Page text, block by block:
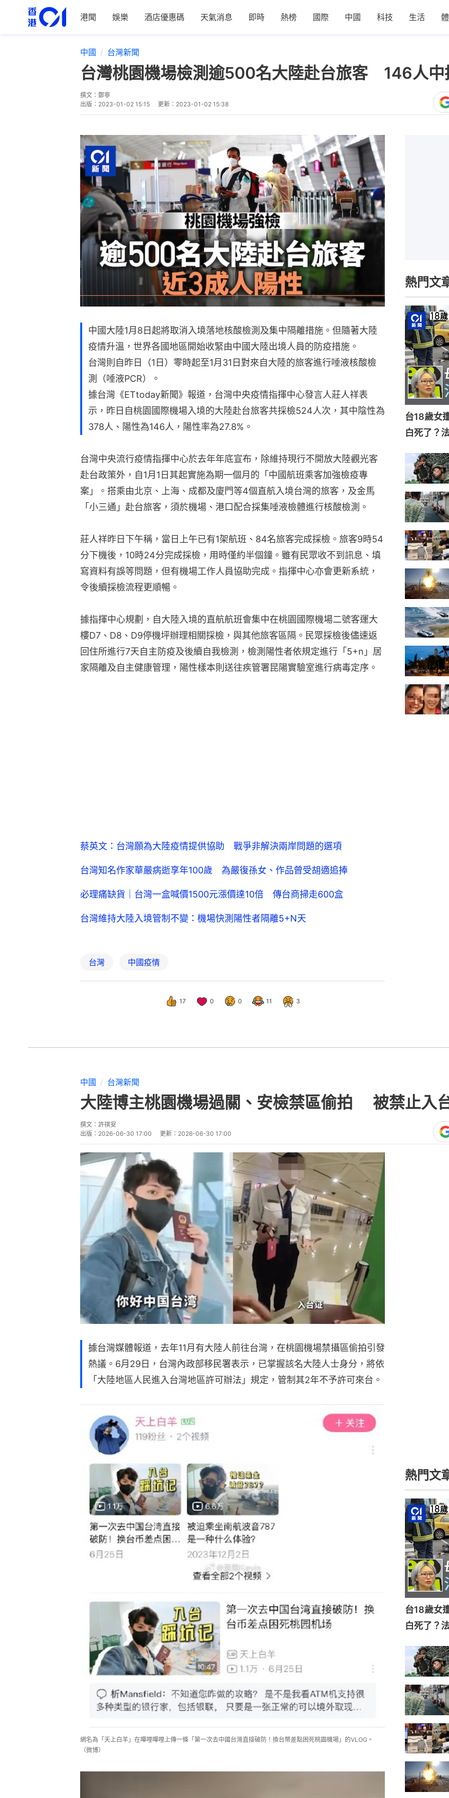
港聞 娛樂 酒店優惠碼 天氣消息 即時 熱榜 國際 中國 科技 生活
中國 台灣新聞
台灣桃園機場檢測逾500名大陸赴台旅客 146人中
撰文： 鄭寧
出版： 2023-01-02 15:15 更新： 2023-01-02 15:38
中國大陸1月8日起將取消入境落地核酸檢測及集中隔離措施。但隨著大陸
疫情升溫，世界各國地區開始收緊由中國大陸出境人員的防疫措施。
台灣則自昨日（1日）零時起至1月31日對來自大陸的旅客進行唾液核酸檢
測（唾液PCR）。
據台灣《ETtoday新聞》報道，台灣中央疫情指揮中心發言人莊人祥表
示，昨日自桃園國際機場入境的大陸赴台旅客共採檢524人次，其中陰性為
378人、陽性為146人，陽性率為27.8%。
台灣中央流行疫情指揮中心於去年年底宣布，除維持現行不開放大陸觀光客
赴台政策外，自1月1日其起實施為期一個月的「中國航班乘客加強檢疫專
案」。搭乘由北京、上海、成都及廈門等4個直航入境台灣的旅客，及金馬
「小三通」赴台旅客，須於機場、港口配合採集唾液檢體進行核酸檢測。
莊人祥昨日下午稱，當日上午已有1架航班、84名旅客完成採檢。旅客9時54
分下機後，10時24分完成採檢，用時僅約半個鐘。雖有民眾收不到訊息、填
寫資料有誤等問題，但有機場工作人員協助完成。指揮中心亦會更新系統，
令後續採檢流程更順暢。
據指揮中心規劃，自大陸入境的直航航班會集中在桃園國際機場二號客運大
樓D7、D8、D9停機坪辦理相關採檢，與其他旅客區隔。民眾採檢後儘速返
回住所進行7天自主防疫及後續自我檢測，檢測陽性者依規定進行「5+n」居
家隔離及自主健康管理，陽性樣本則送往疾管署昆陽實驗室進行病毒定序。
蔡英文：台灣願為大陸疫情提供協助 戰爭非解決兩岸問題的選項
台灣知名作家華嚴病逝享年100歲 為嚴復孫女、作品曾受胡適追捧
必理痛缺貨｜台灣一盒喊價1500元漲價達10倍 傳台商掃走600盒
台灣維持大陸入境管制不變：機場快測陽性者隔離5+N天
台灣 中國疫情
17 0 0 11 3
熱門文
台18歲女
白死了？
中國 台灣新聞
大陸博主桃園機場過關、安檢禁區偷拍 被禁止入
撰文： 許祺安
出版： 2026-06-30 17:00 更新： 2026-06-30 17:00
據台灣媒體報道，去年11月有大陸人前往台灣，在桃園機場禁攝區偷拍引發
熱議。6月29日，台灣內政部移民署表示，已掌握該名大陸人士身分，將依
「大陸地區人民進入台灣地區許可辦法」規定，管制其2年不予許可來台。
網名為「天上白羊」在嗶哩嗶哩上傳一條「第一次去中國台灣直接破防！換台幣差點困死桃園機場」的VLOG。
（微博）
熱門文
台18歲女
白死了？